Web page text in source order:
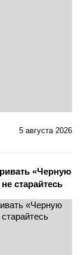
5 августа 2026
«Черную
старайтесь